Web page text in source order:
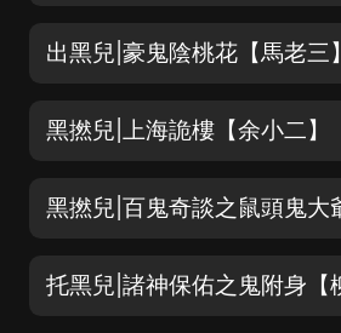
出黑兒|豪鬼陰桃花【馬老三】
黑撚兒|上海詭樓【余小二】